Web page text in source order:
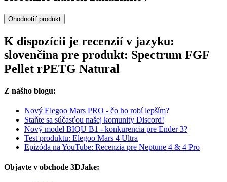
Ohodnotiť produkt
K dispozícii je recenzií v jazyku:
slovenčina pre produkt: Spectrum FGF
Pellet rPETG Natural
Z nášho blogu:
Nový Elegoo Mars PRO - čo ho robí lepším?
Staňte sa súčasťou našej komunity Discord!
Nový model BIQU B1 - konkurencia pre Ender 3?
Test produktu: Elegoo Mars 4 Ultra
Epizóda na YouTube: Recenzia pre Neptune 4 & 4 Pro
Objavte v obchode 3DJake: